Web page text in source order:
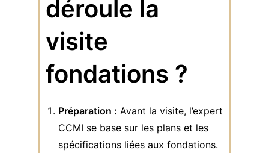
déroule la
visite
fondations ?
Préparation : Avant la visite, l’expert
CCMI se base sur les plans et les
spécifications liées aux fondations.